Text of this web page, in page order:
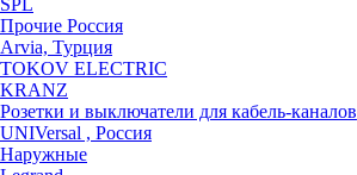
SPL
Прочие Россия
Arvia, Турция
TOKOV ELECTRIC
KRANZ
Розетки и выключатели для кабель-каналов
UNIVersal , Россия
Наружные